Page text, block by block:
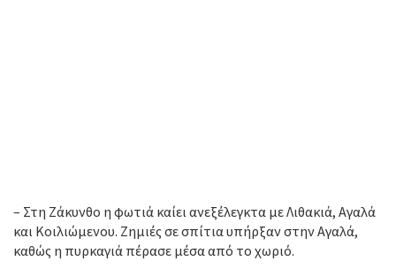
– Στη Ζάκυνθο η φωτιά καίει ανεξέλεγκτα με Λιθακιά, Αγαλά
και Κοιλιώμενου. Ζημιές σε σπίτια υπήρξαν στην Αγαλά,
καθώς η πυρκαγιά πέρασε μέσα από το χωριό.